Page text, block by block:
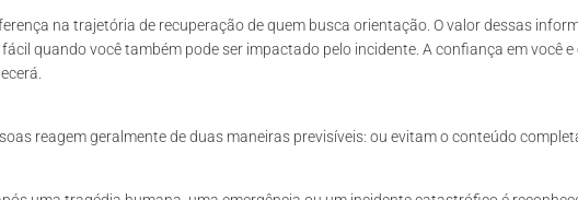
na trajetória de recuperação de quem busca orientação. O valor dessas
quando você também pode ser impactado pelo incidente. A confiança em você
reagem geralmente de duas maneiras previsíveis: ou evitam o conteúdo